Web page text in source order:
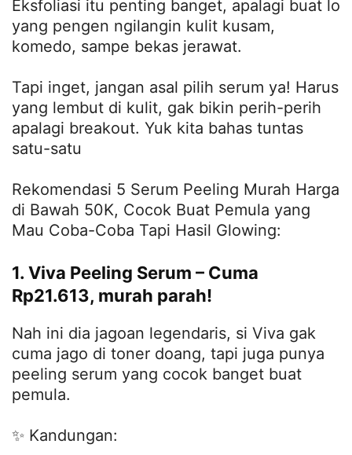
Eksfoliasi itu penting banget, apalagi buat lo
yang pengen ngilangin kulit kusam,
komedo, sampe bekas jerawat.
Tapi inget, jangan asal pilih serum ya! Harus
yang lembut di kulit, gak bikin perih-perih
apalagi breakout. Yuk kita bahas tuntas
satu-satu
Rekomendasi 5 Serum Peeling Murah Harga
di Bawah 50K, Cocok Buat Pemula yang
Mau Coba-Coba Tapi Hasil Glowing:
1. Viva Peeling Serum – Cuma
Rp21.613, murah parah!
Nah ini dia jagoan legendaris, si Viva gak
cuma jago di toner doang, tapi juga punya
peeling serum yang cocok banget buat
pemula.
✨ Kandungan: